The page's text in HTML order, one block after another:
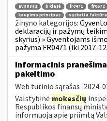
avansas b klasė fr0471 fr0572
kaupimo principas
sąskaita faktūra
žinyno kategorijos:
deklaracijų ir pažymų
skyrius) » Gyventojams
pažyma FR0471 (iki 2017-
Informacinis
pakeitimo
Web turinio sąrašas 2024-
Valstybinė mokesčių
Respublikos finansų
informuoja apie priimtą